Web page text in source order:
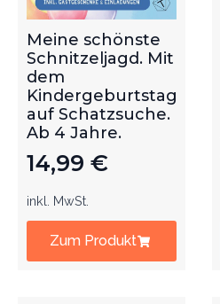
Meine schönste
Schnitzeljagd. Mit
dem
Kindergeburtstag
auf Schatzsuche.
Ab 4 Jahre.
14,99 €
inkl. MwSt.
Zum Produkt